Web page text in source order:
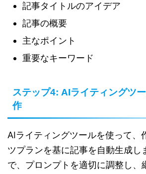
記事タイトルのアイデア
記事の概要
主なポイント
重要なキーワード
ステップ4: AIライティングツ
作
AIライティングツールを使って、
ツプランを基に記事を自動生成し
で、プロンプトを適切に調整し、